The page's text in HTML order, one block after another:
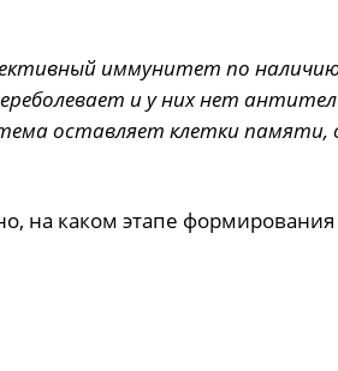
иммунитет по
и у них нет
оставляет клетки
на каком этапе